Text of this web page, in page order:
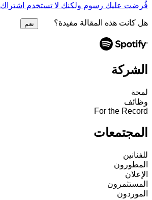
فُرضت عليك رسوم ولكنك لا تستخدم اشتراك Spotify Premium
هل كانت هذه المقالة مفيدة؟ نعم
الشركة
لمحة
وظائف
For the Record
المجتمعات
للفنانين
المطورون
الإعلان
المستثمرون
الموردون